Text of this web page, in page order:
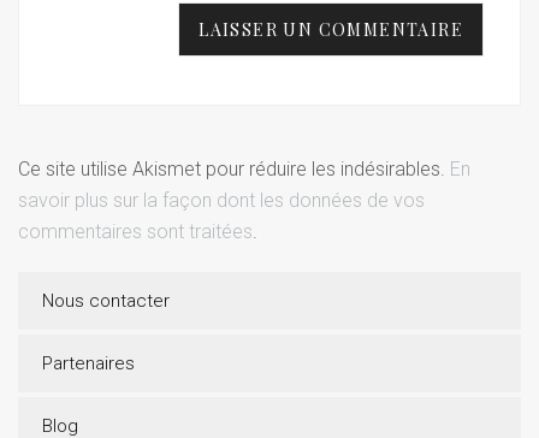
Ce site utilise Akismet pour réduire les indésirables. En
savoir plus sur la façon dont les données de vos
commentaires sont traitées.
Nous contacter
Partenaires
Blog